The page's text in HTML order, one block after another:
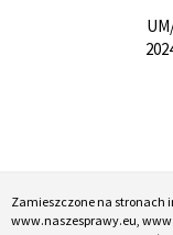
Zamieszczone na stronach
www.naszesprawy.eu,